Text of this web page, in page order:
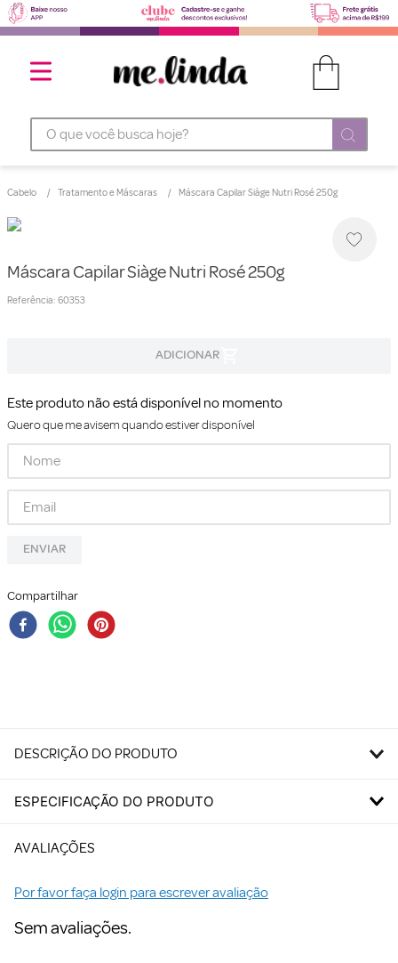
O que você busca hoje?
Cabelo Tratamento e Máscaras Máscara Capilar Siàge Nutri Rosé 250g
Máscara Capilar Siàge Nutri Rosé 250g
Referência: 60353
Este produto não está disponível no momento
Quero que me avisem quando estiver disponível
ENVIAR
Compartilhar
DESCRIÇÃO DO PRODUTO
ESPECIFICAÇÃO DO PRODUTO
AVALIAÇÕES
Por favor faça login para escrever avaliação
Sem avaliações.